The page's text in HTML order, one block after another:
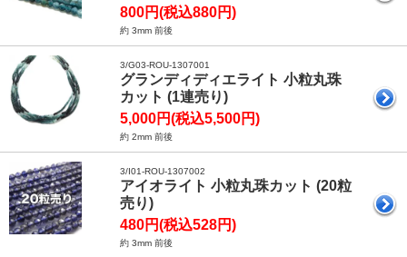
800円(税込880円)
約 3mm 前後
3/G03-ROU-1307001
グランディディエライト 小粒丸珠
カット (1連売り)
5,000円(税込5,500円)
約 2mm 前後
3/I01-ROU-1307002
アイオライト 小粒丸珠カット (20粒
売り)
480円(税込528円)
約 3mm 前後